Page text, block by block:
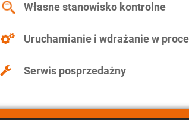
Własne stanowisko kontrolne
Uruchamianie i wdrażanie w
Serwis posprzedażny